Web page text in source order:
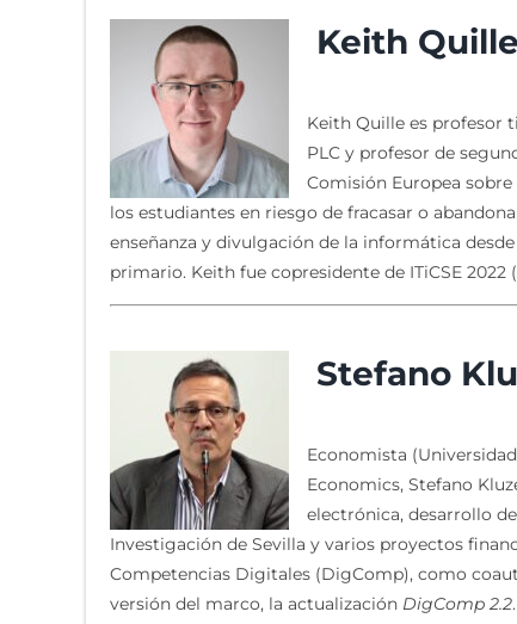
Keith
Keith Quille es profesor
PLC y profesor de
Comisión Europea
los estudiantes en riesgo de fracasar o
enseñanza y divulgación de la informática
primario. Keith fue copresidente de ITiCSE 2022
Stefano
Economista
Economics, Stefano
electrónica, desarrollo
Investigación de Sevilla y varios proyectos
Competencias Digitales (DigComp), como
versión del marco, la actualización DigComp 2.2.